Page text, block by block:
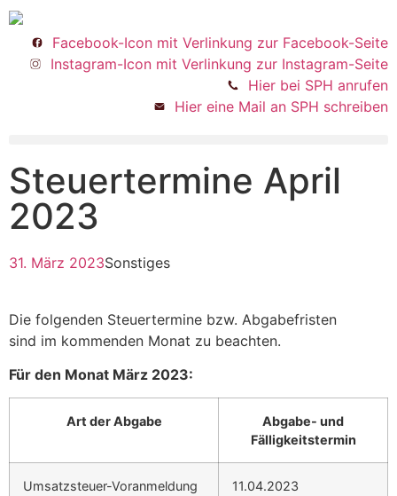
Facebook-Icon mit Verlinkung zur Facebook-Seite
Instagram-Icon mit Verlinkung zur Instagram-Seite
Hier bei SPH anrufen
Hier eine Mail an SPH schreiben
Steuertermine April
2023
31. März 2023Sonstiges
Die folgenden Steuertermine bzw. Abgabefristen
sind im kommenden Monat zu beachten.
Für den Monat März 2023:
Art der Abgabe
Abgabe- und
Fälligkeitstermin
Umsatzsteuer-Voranmeldung
11.04.2023